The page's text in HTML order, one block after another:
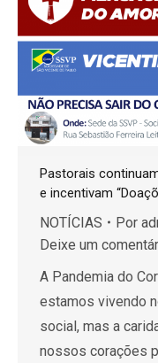
Pastorais
e incentivam
NOTÍCIAS Por
Deixe um
A Pandemia do
estamos vivendo
social, mas a
nossos corações